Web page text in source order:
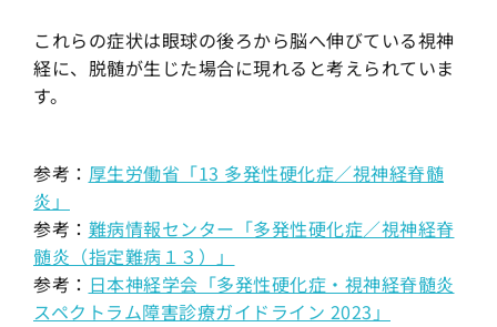
これらの症状は眼球の後ろから脳へ伸びている視神
経に、脱髄が生じた場合に現れると考えられていま
す。
参考： 厚生労働省「13 多発性硬化症／視神経脊髄
炎」
参考： 難病情報センター「多発性硬化症／視神経脊
髄炎（指定難病１３）」
参考： 日本神経学会「多発性硬化症・視神経脊髄炎
スペクトラム障害診療ガイドライン 2023」